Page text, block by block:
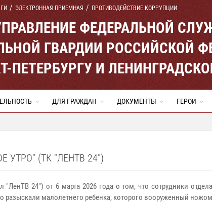
ЭЛЕКТРОННАЯ ПРИЕМНАЯ ПРОТИВОДЕЙСТВИЕ КОРРУПЦИИ
ФЕДЕРАЛЬНОЙ
ГВАРДИИ РОССИЙСКОЙ
ПЕТЕРБУРГУ И
ДЛЯ ГРАЖДАН ДОКУМЕНТЫ ГЕРОИ
(ТК "ЛЕНТВ 24")
24") от 6 марта 2026 года о том, что сотрудники
малолетнего ребенка, которого вооруженный ножом